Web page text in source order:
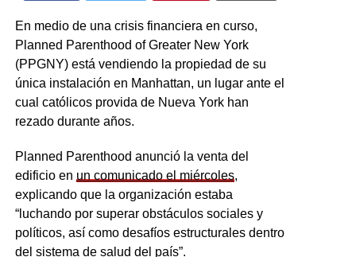
En medio de una crisis financiera en curso,
Planned Parenthood of Greater New York
(PPGNY) está vendiendo la propiedad de su
única instalación en Manhattan, un lugar ante el
cual católicos provida de Nueva York han
rezado durante años.
Planned Parenthood anunció la venta del
edificio en un comunicado el miércoles,
explicando que la organización estaba
“luchando por superar obstáculos sociales y
políticos, así como desafíos estructurales dentro
del sistema de salud del país”.